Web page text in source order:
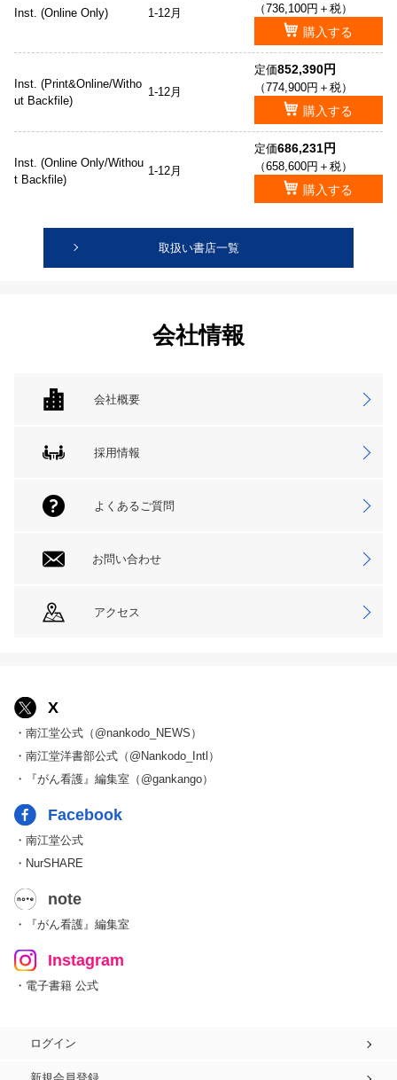
Inst. (Online Only) 1-12月 （736,100円＋税）
購入する
Inst. (Print&Online/Witho
ut Backfile)
1-12月
定価852,390円
（774,900円＋税）
購入する
Inst. (Online Only/Withou
t Backfile)
1-12月
定価686,231円
（658,600円＋税）
購入する
取扱い書店一覧
会社情報
会社概要
採用情報
よくあるご質問
お問い合わせ
アクセス
X
・南江堂公式（@nankodo_NEWS）
・南江堂洋書部公式（@Nankodo_Intl）
・『がん看護』編集室（@gankango）
Facebook
・南江堂公式
・NurSHARE
note
・『がん看護』編集室
Instagram
・電子書籍 公式
ログイン